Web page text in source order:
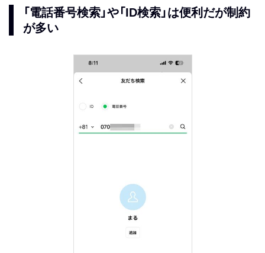
「電話番号検索」や「ID検索」は便利だが制約
が多い